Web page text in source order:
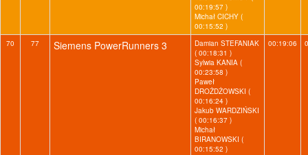
00:19:57 )
Michał CICHY (
00:15:52 )
70 77 Siemens PowerRunners 3
Damian STEFANIAK
( 00:18:31 )
Sylwia KANIA (
00:23:58 )
Paweł
DROŻDŻOWSKI (
00:16:24 )
Jakub WARDZIŃSKI
( 00:16:37 )
Michał
BIRANOWSKI (
00:15:52 )
00:19:06